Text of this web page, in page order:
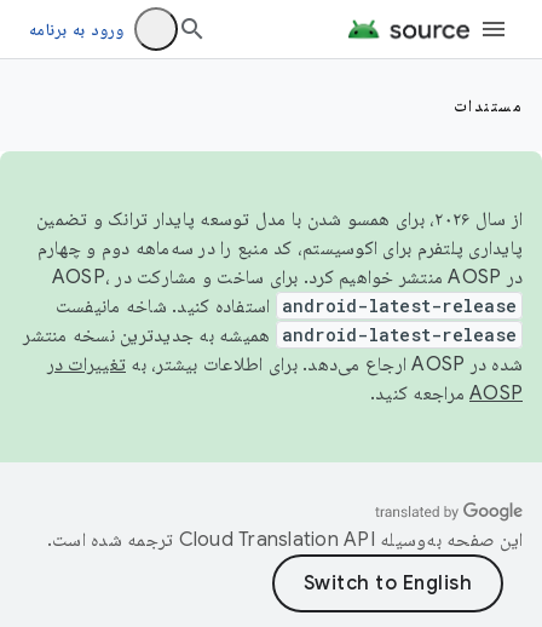
ورود به برنامه
مستندات
از سال ۲۰۲۶، برای همسو شدن با مدل توسعه پایدار ترانک و تضمین
پایداری پلتفرم برای اکوسیستم، کد منبع را در سه‌ماهه دوم و چهارم
در AOSP منتشر خواهیم کرد. برای ساخت و مشارکت در AOSP،
android-latest-release استفاده کنید. شاخه مانیفست
android-latest-release
همیشه به جدیدترین نسخه منتشر
شده در AOSP ارجاع می‌دهد. برای اطلاعات بیشتر، به
تغییرات در
AOSP مراجعه کنید.
این صفحه به‌وسیله ترجمه شده است.